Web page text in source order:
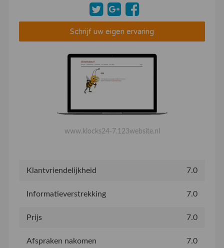
Schrijf uw eigen ervaring
www.klocks24-7.123website.nl
Klantvriendelijkheid 7.0
Informatieverstrekking 7.0
Prijs 7.0
Afspraken nakomen 7.0